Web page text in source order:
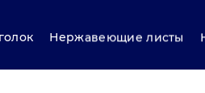
Нержавеющие листы